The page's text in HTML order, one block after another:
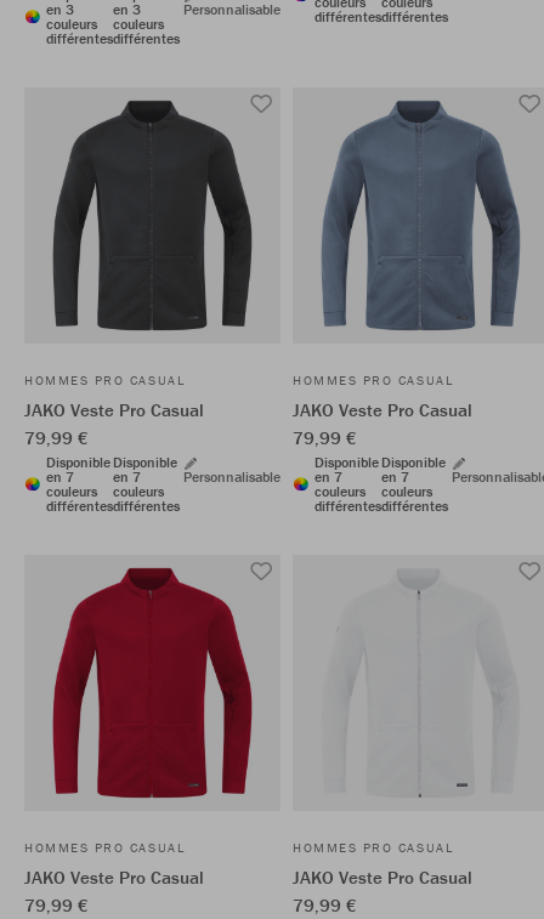
en 3
couleurs
différentes
en 3
couleurs
différentes
Personnalisable
différentesdifférentes
HOMMES PRO CASUAL
JAKO Veste Pro Casual
79,99 €
Disponible
en 7
couleurs
différentes
Disponible
en 7
couleurs
différentes
Personnalisable
HOMMES PRO CASUAL
JAKO Veste Pro Casual
79,99 €
Disponible
en 7
couleurs
différentes
Disponible
en 7
couleurs
différentes
HOMMES PRO CASUAL
JAKO Veste Pro Casual
79,99 €
HOMMES PRO CASUAL
JAKO Veste Pro Casual
79,99 €